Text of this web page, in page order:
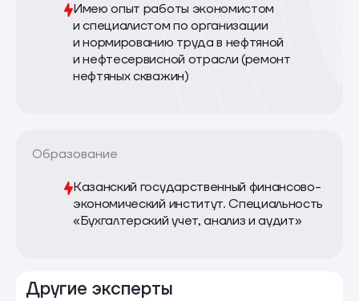
Имею опыт работы экономистом
и специалистом по организации
и нормированию труда в нефтяной
и нефтесервисной отрасли (ремонт
нефтяных скважин)
Образование
Казанский государственный финансово-
экономический институт. Специальность
«Бухгалтерский учет, анализ и аудит»
Другие эксперты